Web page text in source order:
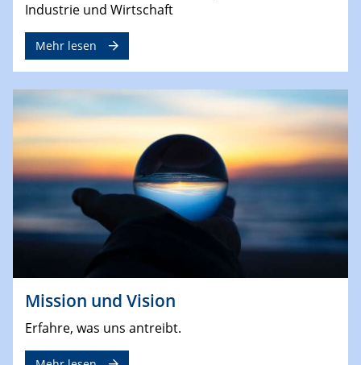
Industrie und Wirtschaft
Mehr lesen
Mission und Vision
Erfahre, was uns antreibt.